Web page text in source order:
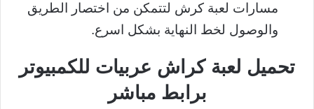
مسارات لعبة كرش لتتمكن من اختصار الطريق
والوصول لخط النهاية بشكل اسرع.
تحميل لعبة كراش عربيات للكمبيوتر
برابط مباشر